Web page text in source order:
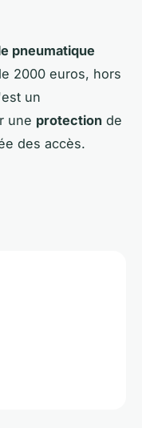
pneumatique
2000 euros, hors
un
une protection de
des accès.